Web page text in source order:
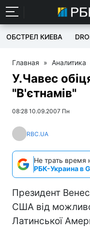
ОБСТРЕЛ КИЕВА
Главная » Аналитика
У.Чавес
"В'єтнамів"
08:28 10.09.2007 Пн
RBC.UA
Не трать время
РБК-Украина в
Президент
США від
Латинської